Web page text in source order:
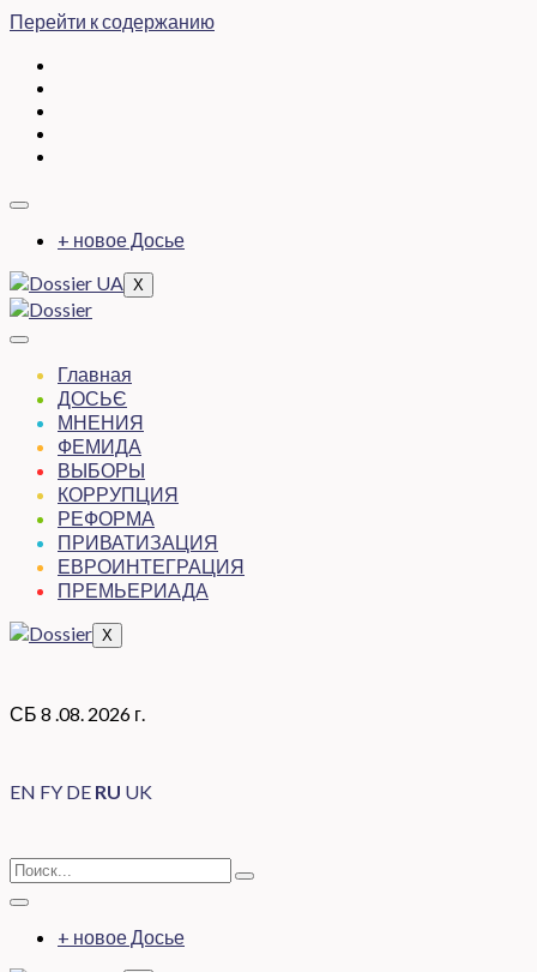
Перейти к содержанию
+ новое Досье
X
Главная
ДОСЬЄ
МНЕНИЯ
ФЕМИДА
ВЫБОРЫ
КОРРУПЦИЯ
РЕФОРМА
ПРИВАТИЗАЦИЯ
ЕВРОИНТЕГРАЦИЯ
ПРЕМЬЕРИАДА
X
СБ 8 .08. 2026 г.
EN FY DE RU UK
+ новое Досье